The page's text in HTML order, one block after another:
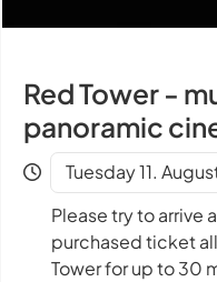
Red Tower -
panoramic
Tuesday 11.
Please try to arrive
purchased ticket
Tower for up to 30